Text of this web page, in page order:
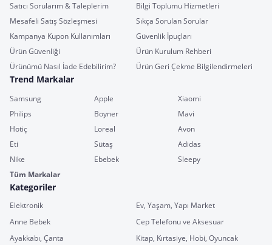
Satıcı Sorularım & Taleplerim
Bilgi Toplumu Hizmetleri
Mesafeli Satış Sözleşmesi
Sıkça Sorulan Sorular
Kampanya Kupon Kullanımları
Güvenlik İpuçları
Ürün Güvenliği
Ürün Kurulum Rehberi
Ürünümü Nasıl İade Edebilirim?
Ürün Geri Çekme Bilgilendirmeleri
Trend Markalar
Samsung Apple
Xiaomi
Philips
Boyner
Mavi
Hotiç
Loreal
Avon
Eti
Sütaş
Adidas
Nike
Ebebek
Sleepy
Tüm Markalar
Kategoriler
Elektronik
Ev, Yaşam, Yapı Market
Anne Bebek
Cep Telefonu ve Aksesuar
Ayakkabı, Çanta
Kitap, Kırtasiye, Hobi, Oyuncak